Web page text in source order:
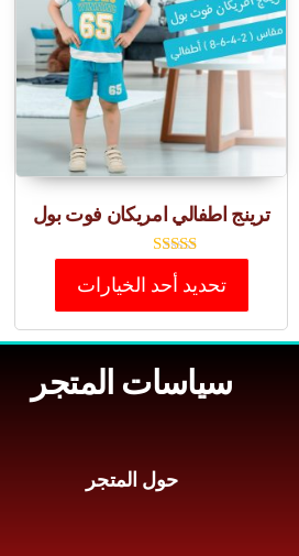
ترينج اطفالي امريكان فوت بول
تم التقييم
5.00
تحديد أحد الخيارات
سياسات المتجر
حول المتجر